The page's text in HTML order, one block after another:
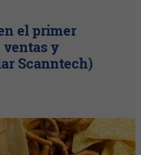
el primer
ventas y
Scanntech)